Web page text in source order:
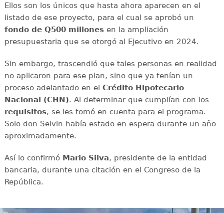
Ellos son los únicos que hasta ahora aparecen en el
listado de ese proyecto, para el cual se aprobó un
fondo de Q500 millonesen la ampliación
presupuestaria que se otorgó al Ejecutivo en 2024.
Sin embargo, trascendió que tales personas en realidad
no aplicaron para ese plan, sino que ya tenían un
proceso adelantado en el Crédito Hipotecario
Nacional (CHN). Al determinar que cumplían con los
requisitos, se les tomó en cuenta para el programa.
Solo don Selvin había estado en espera durante un año
aproximadamente.
Así lo confirmó Mario Silva, presidente de la entidad
bancaria, durante una citación en el Congreso de la
República.